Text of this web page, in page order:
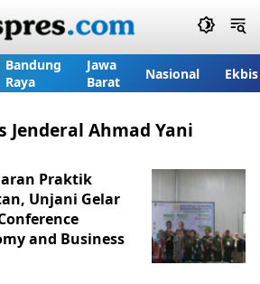
Bandung
Raya
Jawa
Barat
Nasional Ekbis
Jenderal Ahmad Yani
Praktik
Unjani Gelar
and Business